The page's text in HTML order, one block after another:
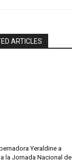
ARTICLES
Yeraldine a
la Jornada Nacional de